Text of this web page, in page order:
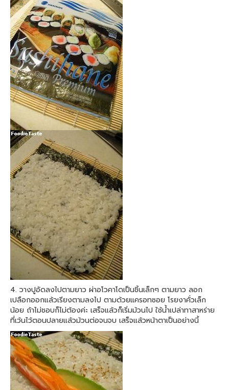
4. วางปูอัดลงไปตามยาว ผ่าอโวคาโดเป็นชิ้นเล็กๆ ตามยาว ลอก
เปลือกออกแล้วเรียงตามลงไป ตามด้วยแครอทซอย โรยงาคั่วเล็ก
น้อย ถ้าไม่ชอบก็ไม่ต้องค่ะ เสร็จแล้วก็เริ่มม้วนไป ใช้น้ำเปล่าทาสาหร่าย
ที่เว้นไว้ตอนปลายแล้วม้วนต่อจนจบ เสร็จแล้วหน้าตาเป็นอย่างนี้